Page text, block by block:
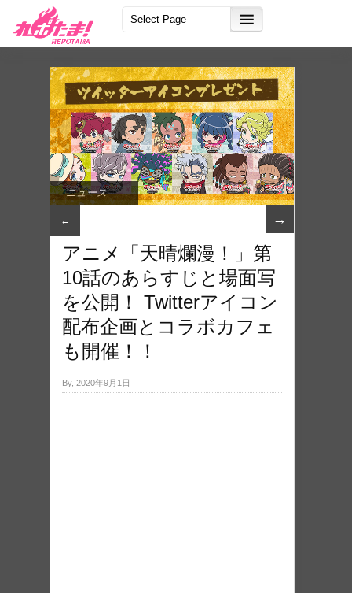
ニュース
← →
アニメ「天晴爛漫！」第
10話のあらすじと場面写
を公開！ Twitterアイコン
配布企画とコラボカフェ
も開催！！
By, 2020年9月1日